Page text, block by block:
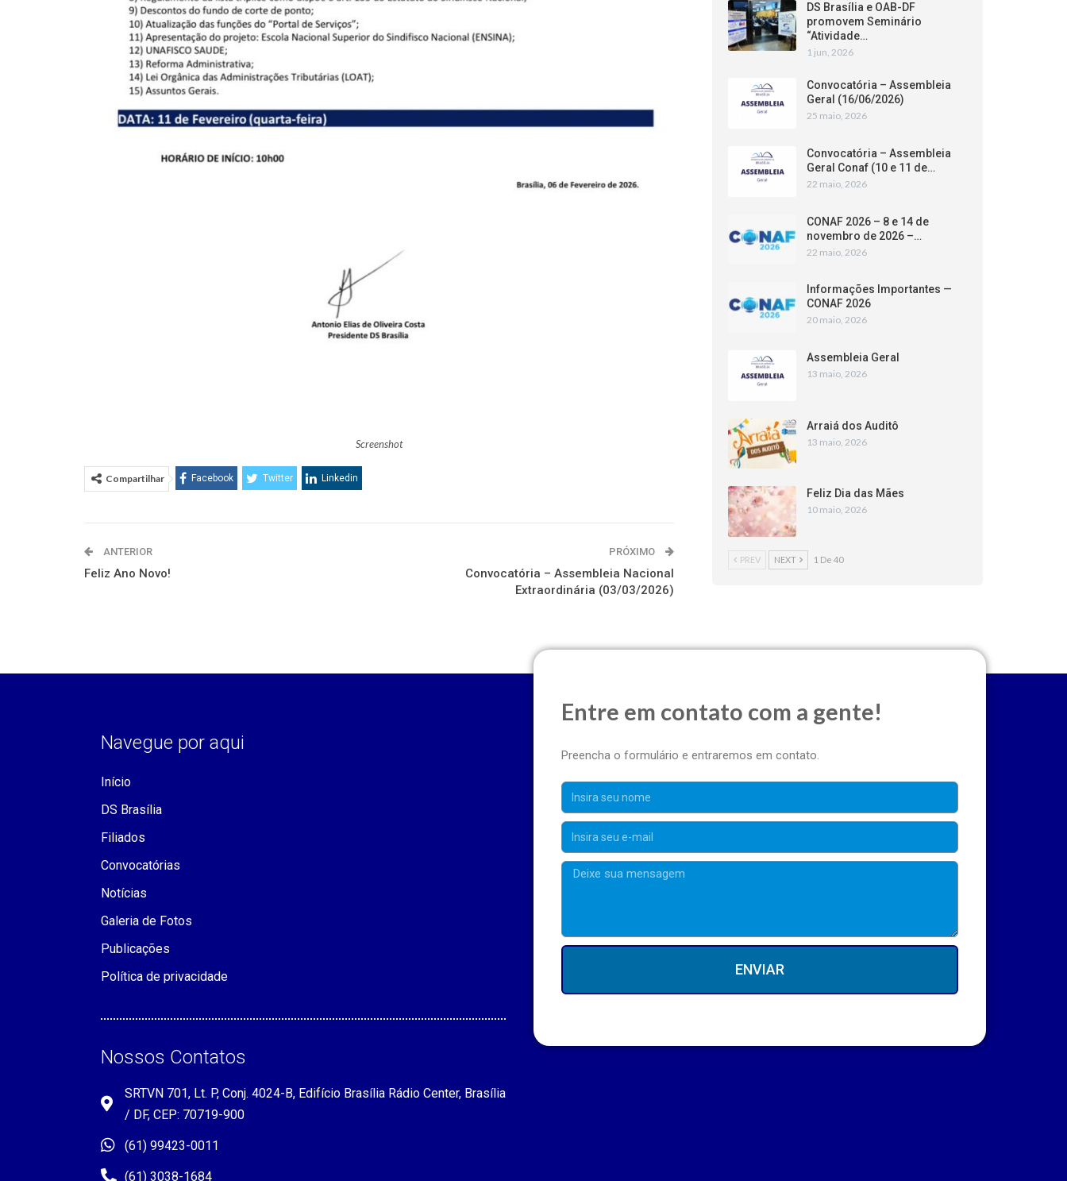
Screenshot
Compartilhar Facebook Twitter Linkedin
ANTERIOR
Feliz Ano Novo!
PRÓXIMO
Convocatória – Assembleia Nacional
Extraordinária (03/03/2026)
DS Brasília e OAB-DF
promovem Seminário
“Atividade…
1 jun, 2026
Convocatória – Assembleia
Geral (16/06/2026)
25 maio, 2026
Convocatória – Assembleia
Geral Conaf (10 e 11 de…
22 maio, 2026
CONAF 2026 – 8 e 14 de
novembro de 2026 –…
22 maio, 2026
Informações Importantes —
CONAF 2026
20 maio, 2026
Assembleia Geral
13 maio, 2026
Arraiá dos Auditô
13 maio, 2026
Feliz Dia das Mães
10 maio, 2026
PREV NEXT 1 De 40
Navegue por aqui
Início
DS Brasília
Filiados
Convocatórias
Notícias
Galeria de Fotos
Publicações
Política de privacidade
Nossos Contatos
SRTVN 701, Lt. P, Conj. 4024-B, Edifício Brasília Rádio Center, Brasília
/ DF, CEP: 70719-900
(61) 99423-0011
(61) 3038-1684
Entre em contato com a gente!
Preencha o formulário e entraremos em contato.
ENVIAR